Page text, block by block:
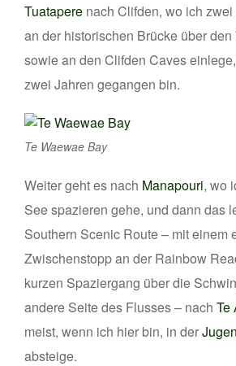
Tuatapere nach Clifden, wo ich
an der historischen Brücke über
sowie an den Clifden Caves
zwei Jahren gegangen bin.
Te Waewae Bay
Weiter geht es nach Manapouri, wo
See spazieren gehe, und dann das
Southern Scenic Route – mit einem
Zwischenstopp an der Rainbow
kurzen Spaziergang über die
andere Seite des Flusses – nach Te
meist, wenn ich hier bin, in der
absteige.